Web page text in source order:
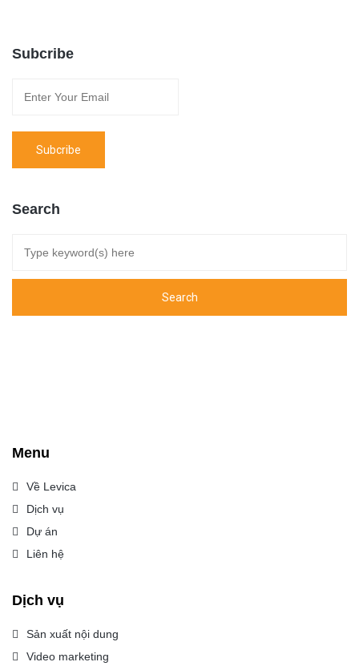
Subcribe
Search
Menu
Về Levica
Dịch vụ
Dự án
Liên hệ
Dịch vụ
Sản xuất nội dung
Video marketing